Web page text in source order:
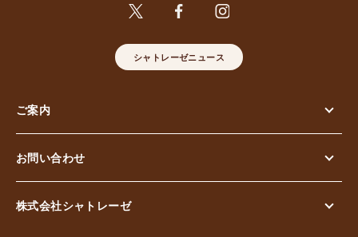
シャトレーゼニュース
ご案内
お問い合わせ
株式会社シャトレーゼ